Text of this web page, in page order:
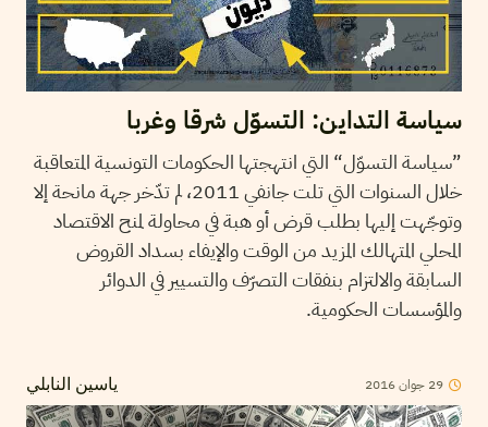
سياسة التداين: التسوّل شرقا وغربا
”سياسة التسوّل“ التي انتهجتها الحكومات التونسية المتعاقبة
خلال السنوات التي تلت جانفي 2011، لم تدّخر جهة مانحة إلا
وتوجّهت إليها بطلب قرض أو هبة في محاولة لمنح الاقتصاد
المحلي المتهالك المزيد من الوقت والإيفاء بسداد القروض
السابقة والالتزام بنفقات التصرّف والتسيير في الدوائر
والمؤسسات الحكومية.
ياسين النابلي 29 جوان2016